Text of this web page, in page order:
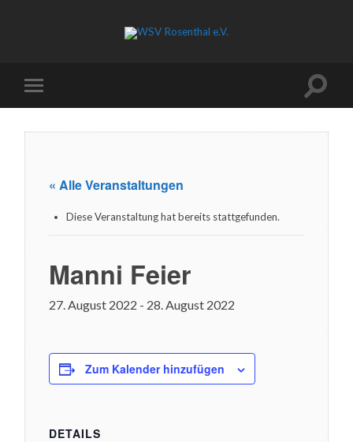
« Alle Veranstaltungen
Diese Veranstaltung hat bereits stattgefunden.
Manni Feier
27. August 2022 - 28. August 2022
Zum Kalender hinzufügen
DETAILS